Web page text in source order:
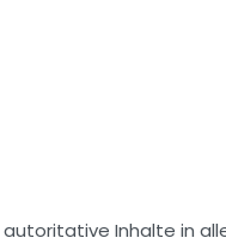
Inhalte in